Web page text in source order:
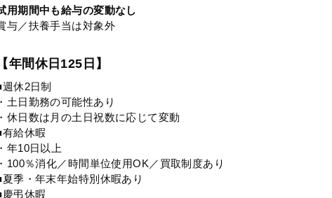
用期間中も給与の変動なし
与／扶養手当は対象外
年間休日125日】
休2日制
土日勤務の可能性あり
休日数は月の土日祝数に応じて変動
有給休暇
年10日以上
100％消化／時間単位使用OK／買取制度あり
夏季・年末年始特別休暇あり
慶弔休暇